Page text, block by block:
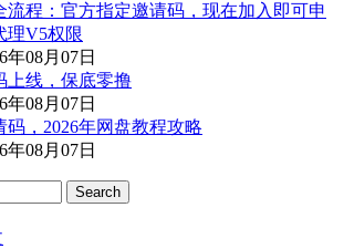
流程：官方指定邀请码，现在加入即可申
理V5权限
年08月07日
上线，保底零撸
年08月07日
码，2026年网盘教程攻略
年08月07日
Search